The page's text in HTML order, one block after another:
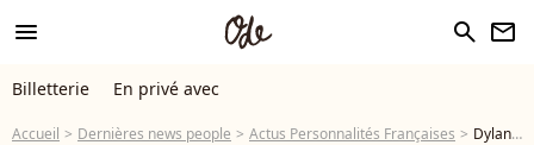
menu search newsletter
Billetterie En privé avec
Accueil Dernières news people Actus Personnalités Françaises Dylan Deschamps dans un palace français bien connu, découvrez cet écrin de verdure de 6 hectares niché dans un lieu très prisé